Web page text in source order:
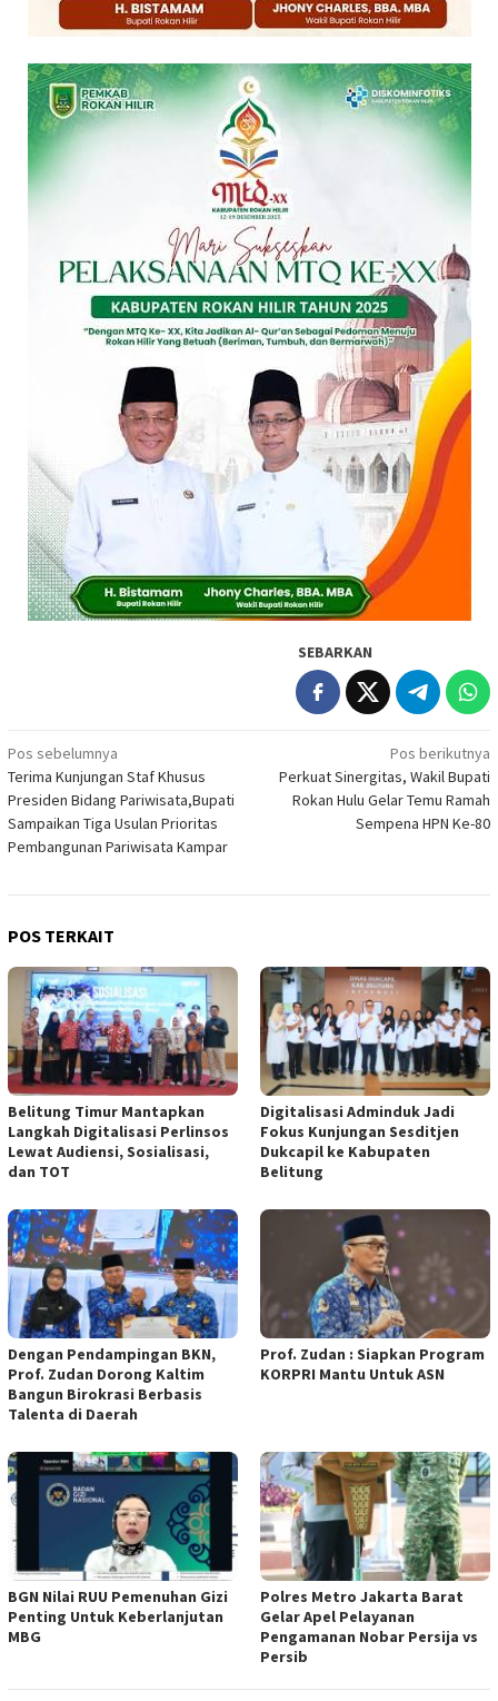
SEBARKAN
Navigasi
pos
Pos sebelumnya
Terima Kunjungan Staf Khusus
Presiden Bidang Pariwisata,Bupati
Sampaikan Tiga Usulan Prioritas
Pembangunan Pariwisata Kampar
Pos berikutnya
Perkuat Sinergitas, Wakil Bupati
Rokan Hulu Gelar Temu Ramah
Sempena HPN Ke-80
POS TERKAIT
Belitung Timur Mantapkan
Langkah Digitalisasi Perlinsos
Lewat Audiensi, Sosialisasi,
dan TOT
Digitalisasi Adminduk Jadi
Fokus Kunjungan Sesditjen
Dukcapil ke Kabupaten
Belitung
Dengan Pendampingan BKN,
Prof. Zudan Dorong Kaltim
Bangun Birokrasi Berbasis
Talenta di Daerah
Prof. Zudan : Siapkan Program
KORPRI Mantu Untuk ASN
BGN Nilai RUU Pemenuhan Gizi
Penting Untuk Keberlanjutan
MBG
Polres Metro Jakarta Barat
Gelar Apel Pelayanan
Pengamanan Nobar Persija vs
Persib